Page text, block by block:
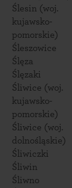
Ślesin (woj.
kujawsko-
pomorskie)
Śleszowice
Ślęza
Ślęzaki
Śliwice (woj.
kujawsko-
pomorskie)
Śliwice (woj.
dolnośląskie)
Śliwiczki
Śliwin
Śliwno